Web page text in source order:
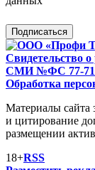
Подписаться
Свидетельство о
СМИ №ФС 77-
Обработка
Материалы сайта
и цитирование
размещении
18+RSS